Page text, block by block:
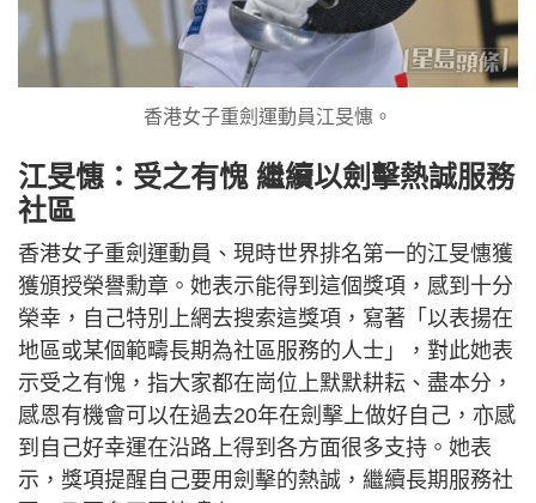
香港女子重劍運動員江旻憓。
江旻憓：受之有愧 繼續以劍擊熱誠服務
社區
香港女子重劍運動員、現時世界排名第一的江旻憓獲
獲頒授榮譽勳章。她表示能得到這個獎項，感到十分
榮幸，自己特別上網去搜索這獎項，寫著「以表揚在
地區或某個範疇長期為社區服務的人士」，對此她表
示受之有愧，指大家都在崗位上默默耕耘、盡本分，
感恩有機會可以在過去20年在劍擊上做好自己，亦感
到自己好幸運在沿路上得到各方面很多支持。她表
示，獎項提醒自己要用劍擊的熱誠，繼續長期服務社